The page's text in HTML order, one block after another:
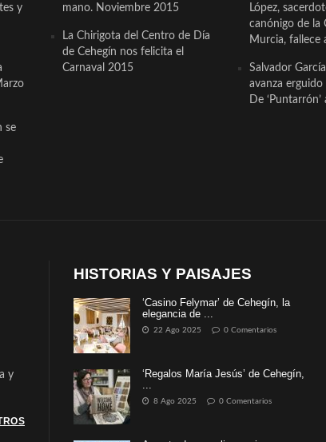
y
se
mano. Noviembre 2015
La Chirigota del Centro de Día
de Cehegín nos felicita el
Carnaval 2015
López,
canónigo de la
Murcia, fallece
Salvador
avanza
De
y
HISTORIAS Y PAISAJES
‘Casino Felymar’ de Cehegín, la
elegancia de ...
22 Ago 2025 0 Comentarios
‘Regalos María Jesús’ de Cehegín,
8 Ago 2025 0 Comentarios